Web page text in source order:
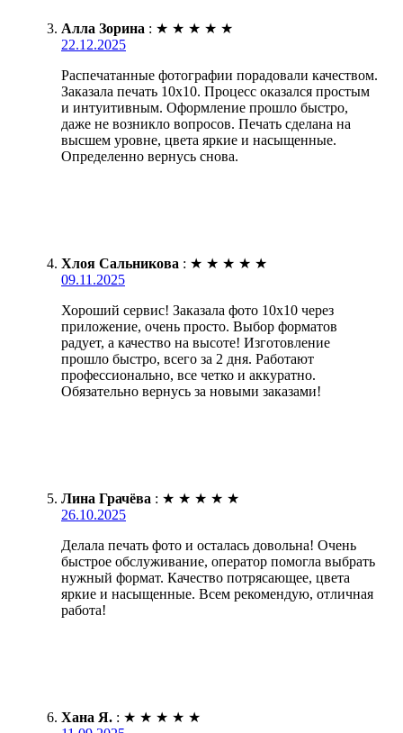
Алла Зорина : ★ ★ ★ ★ ★
22.12.2025
Распечатанные фотографии порадовали качеством.
Заказала печать 10х10. Процесс оказался простым
и интуитивным. Оформление прошло быстро,
даже не возникло вопросов. Печать сделана на
высшем уровне, цвета яркие и насыщенные.
Определенно вернусь снова.
Хлоя Сальникова : ★ ★ ★ ★ ★
09.11.2025
Хороший сервис! Заказала фото 10х10 через
приложение, очень просто. Выбор форматов
радует, а качество на высоте! Изготовление
прошло быстро, всего за 2 дня. Работают
профессионально, все четко и аккуратно.
Обязательно вернусь за новыми заказами!
Лина Грачёва : ★ ★ ★ ★ ★
26.10.2025
Делала печать фото и осталась довольна! Очень
быстрое обслуживание, оператор помогла выбрать
нужный формат. Качество потрясающее, цвета
яркие и насыщенные. Всем рекомендую, отличная
работа!
Хана Я. : ★ ★ ★ ★ ★